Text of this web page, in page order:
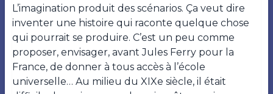
L’imagination produit des scénarios. Ça veut dire
inventer une histoire qui raconte quelque chose
qui pourrait se produire. C’est un peu comme
proposer, envisager, avant Jules Ferry pour la
France, de donner à tous accès à l’école
universelle… Au milieu du XIXe siècle, il était